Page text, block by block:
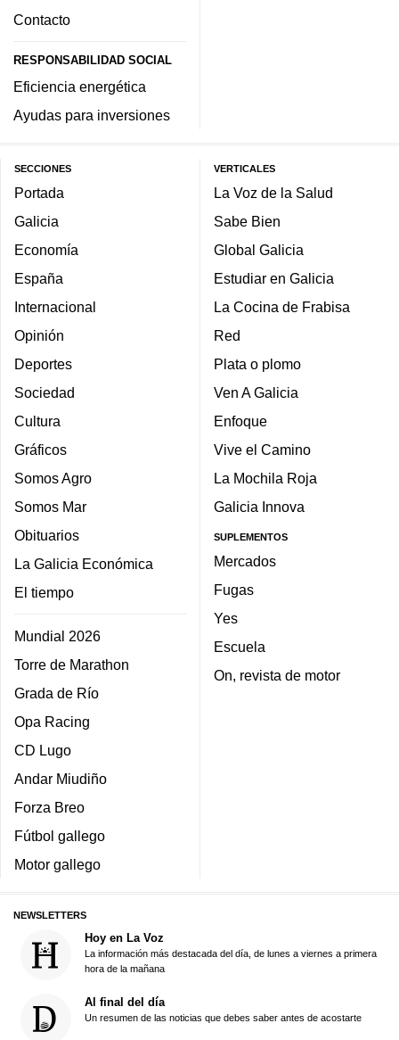
Contacto
RESPONSABILIDAD SOCIAL
Eficiencia energética
Ayudas para inversiones
SECCIONES
Portada
Galicia
Economía
España
Internacional
Opinión
Deportes
Sociedad
Cultura
Gráficos
Somos Agro
Somos Mar
Obituarios
La Galicia Económica
El tiempo
Mundial 2026
Torre de Marathon
Grada de Río
Opa Racing
CD Lugo
Andar Miudiño
Forza Breo
Fútbol gallego
Motor gallego
VERTICALES
La Voz de la Salud
Sabe Bien
Global Galicia
Estudiar en Galicia
La Cocina de Frabisa
Red
Plata o plomo
Ven A Galicia
Enfoque
Vive el Camino
La Mochila Roja
Galicia Innova
SUPLEMENTOS
Mercados
Fugas
Yes
Escuela
On, revista de motor
NEWSLETTERS
Hoy en La Voz
La información más destacada del día, de lunes a viernes a primera
hora de la mañana
Al final del día
Un resumen de las noticias que debes saber antes de acostarte